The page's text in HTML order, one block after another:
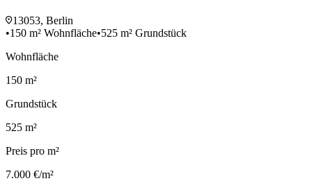
13053, Berlin
•150 m² Wohnfläche•525 m² Grundstück
Wohnfläche
150 m²
Grundstück
525 m²
Preis pro m²
7.000 €/m²